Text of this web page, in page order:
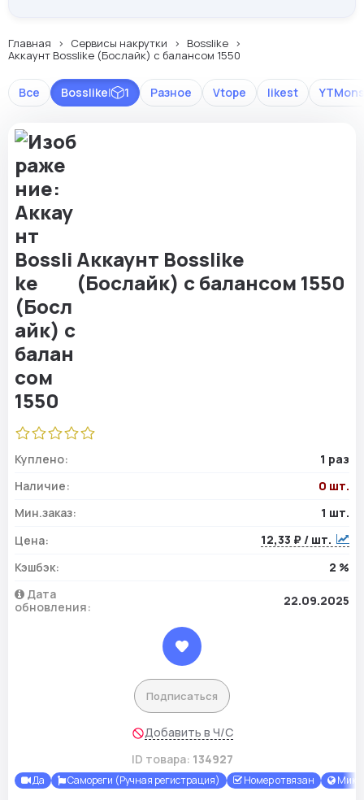
Главная Сервисы накрутки
Bosslike
Аккаунт Bosslike (Бослайк) с балансом 1550
Все Bosslike| 1 Разное Vtope likest
Аккаунт Bosslike
(Бослайк) с балансом 1550
Куплено:
1 раз
Наличие:
0 шт.
Мин.заказ:
1 шт.
Цена:
12,33 ₽ / шт.
Кэшбэк:
2 %
Дата
обновления:
22.09.2025
Подписаться
Добавить в Ч/С
ID товара: 134927
Да Самореги (Ручная регистрация) Номер отвязан Микс